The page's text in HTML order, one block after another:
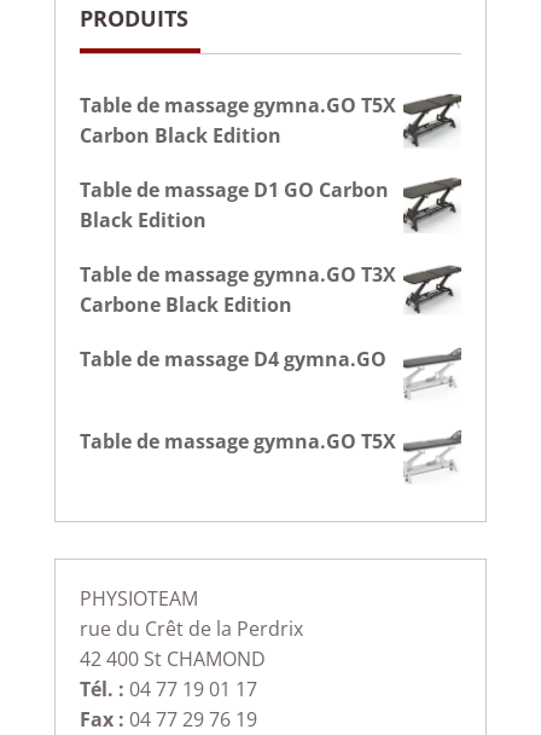
PRODUITS
Table de massage gymna.GO T5X
Carbon Black Edition
Table de massage D1 GO Carbon
Black Edition
Table de massage gymna.GO T3X
Carbone Black Edition
Table de massage D4 gymna.GO
Table de massage gymna.GO T5X
PHYSIOTEAM
rue du Crêt de la Perdrix
42 400 St CHAMOND
Tél. : 04 77 19 01 17
Fax : 04 77 29 76 19